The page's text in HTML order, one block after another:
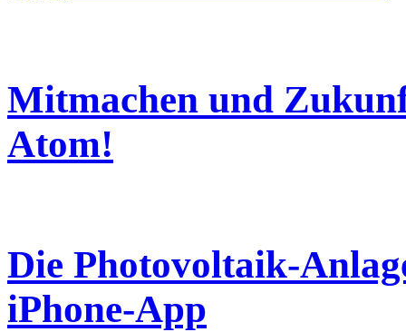
Mitmachen und
Atom!
Die Photovoltaik-
iPhone-App